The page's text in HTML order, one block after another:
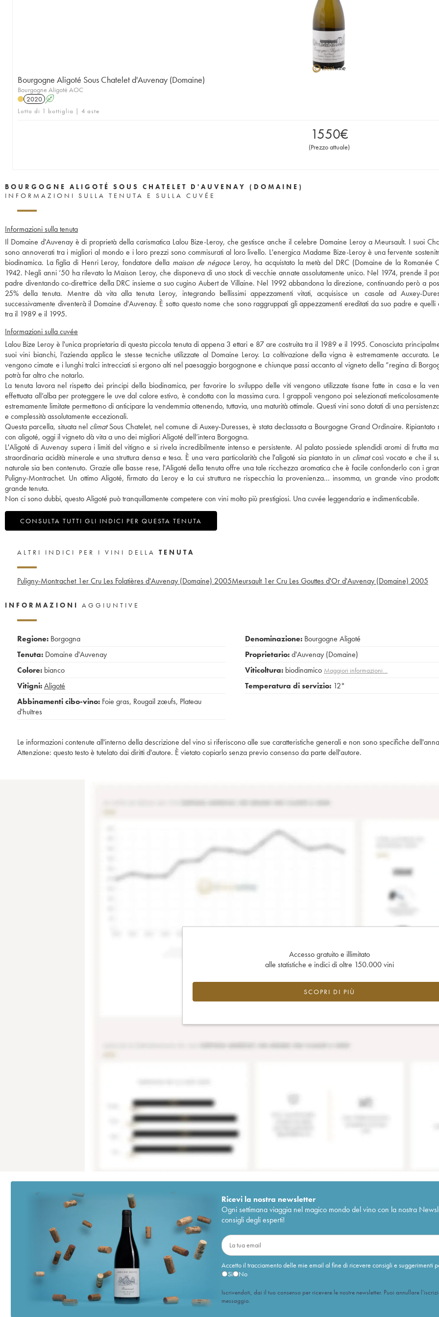
Bourgogne Aligoté Sous Chatelet d'Auvenay (Domaine)
Bourgogne Aligoté AOC
2020 A
Lotto di 1 bottiglia | 4 aste
1550€
(Prezzo attuale)
BOURGOGNE ALIGOTÉ SOUS CHATELET D'AUVENAY (DOMAINE)
INFORMAZIONI SULLA TENUTA E SULLA CUVÉE
Informazioni sulla tenuta
Il Domaine d'Auvenay è di proprietà della carismatica Lalou Bize-Leroy, che gestisce anche il celebre Domaine Leroy a Meursault. I suoi
sono annoverati tra i migliori al mondo e i loro prezzi sono commisurati al loro livello. L'energica Madame Bize-Leroy è una fervente
biodinamica. La figlia di Henri Leroy, fondatore della maison de négoce Leroy, ha acquistato la metà del DRC (Domaine de la Romanée
1942. Negli anni ‘50 ha rilevato la Maison Leroy, che disponeva di uno stock di vecchie annate assolutamente unico. Nel 1974, prende il
padre diventando co-direttrice della DRC insieme a suo cugino Aubert de Villaine. Nel 1992 abbandona la direzione, continuando però a
25% della tenuta. Mentre dà vita alla tenuta Leroy, integrando bellissimi appezzamenti vitati, acquisisce un casale ad Auxey-
successivamente diventerà il Domaine d'Auvenay. È sotto questo nome che sono raggruppati gli appezzamenti ereditati da suo padre e quelli
tra il 1989 e il 1995.
Informazioni sulla cuvée
Lalou Bize Leroy è l'unica proprietaria di questa piccola tenuta di appena 3 ettari e 87 are costruita tra il 1989 e il 1995. Conosciuta
suoi vini bianchi, l’azienda applica le stesse tecniche utilizzate al Domaine Leroy. La coltivazione della vigna è estremamente accurata.
vengono cimate e i lunghi tralci intrecciati si ergono alti nel paesaggio borgognone e chiunque passi accanto al vigneto della “regina di
potrà far altro che notarlo.
La tenuta lavora nel rispetto dei principi della biodinamica, per favorire lo sviluppo delle viti vengono utilizzate tisane fatte in casa e la
effettuata all’alba per proteggere le uve dal calore estivo, è condotta con la massima cura. I grappoli vengono poi selezionati
estremamente limitate permettono di anticipare la vendemmia ottenendo, tuttavia, una maturità ottimale. Questi vini sono dotati di una
e complessità assolutamente eccezionali.
Questa parcella, situata nel climatSous Chatelet, nel comune di Auxey-Duresses, è stata declassata a Bourgogne Grand Ordinaire.
con aligoté, oggi il vigneto dà vita a uno dei migliori Aligoté dell’intera Borgogna.
L'Aligoté di Auvenay supera i limiti del vitigno e si rivela incredibilmente intenso e persistente. Al palato possiede splendidi aromi di frutta
straordinaria acidità minerale e una struttura densa e tesa. È una vera particolarità che l'aligoté sia piantato in un climatcosì vocato e che il
naturale sia ben contenuto. Grazie alle basse rese, l'Aligoté della tenuta offre una tale ricchezza aromatica che è facile confonderlo con i
Puligny-Montrachet. Un ottimo Aligoté, firmato da Leroy e la cui struttura ne rispecchia la provenienza... insomma, un grande vino
grande tenuta.
Non ci sono dubbi, questo Aligoté può tranquillamente competere con vini molto più prestigiosi. Una cuvée leggendaria e indimenticabile.
CONSULTA TUTTI GLI INDICI PER QUESTA TENUTA
ALTRI INDICI PER I VINI DELLA TENUTA
Puligny-Montrachet 1er Cru Les Folatières d'Auvenay (Domaine) 2005Meursault 1er Cru Les Gouttes d'Or d'Auvenay (Domaine) 2005
INFORMAZIONI AGGIUNTIVE
Regione: Borgogna
Tenuta: Domaine d'Auvenay
Colore: bianco
Vitigni:Aligoté
Abbinamenti cibo-vino: Foie gras, Rougail zœufs, Plateau
d'huîtres
Denominazione: Bourgogne Aligoté
Proprietario:d'Auvenay (Domaine)
Viticoltura: biodinamico Maggiori informazioni…
Temperatura di servizio: 12°
Le informazioni contenute all'interno della descrizione del vino si riferiscono alle sue caratteristiche generali e non sono specifiche
Attenzione: questo testo è tutelato dai diritti d'autore. È vietato copiarlo senza previo consenso da parte dell'autore.
Accesso gratuito e illimitato
alle statistiche e indici di oltre 150.000 vini
SCOPRI DI PIÙ
Ricevi la nostra newsletter
Ogni settimana viaggia nel magico mondo del vino con la nostra
consigli degli esperti!
Accetto il tracciamento delle mie email al fine di ricevere consigli e suggerimenti
Sì
No
Iscrivendoti, dai il tuo consenso per ricevere le nostre newsletter. Puoi annullare
messaggio.